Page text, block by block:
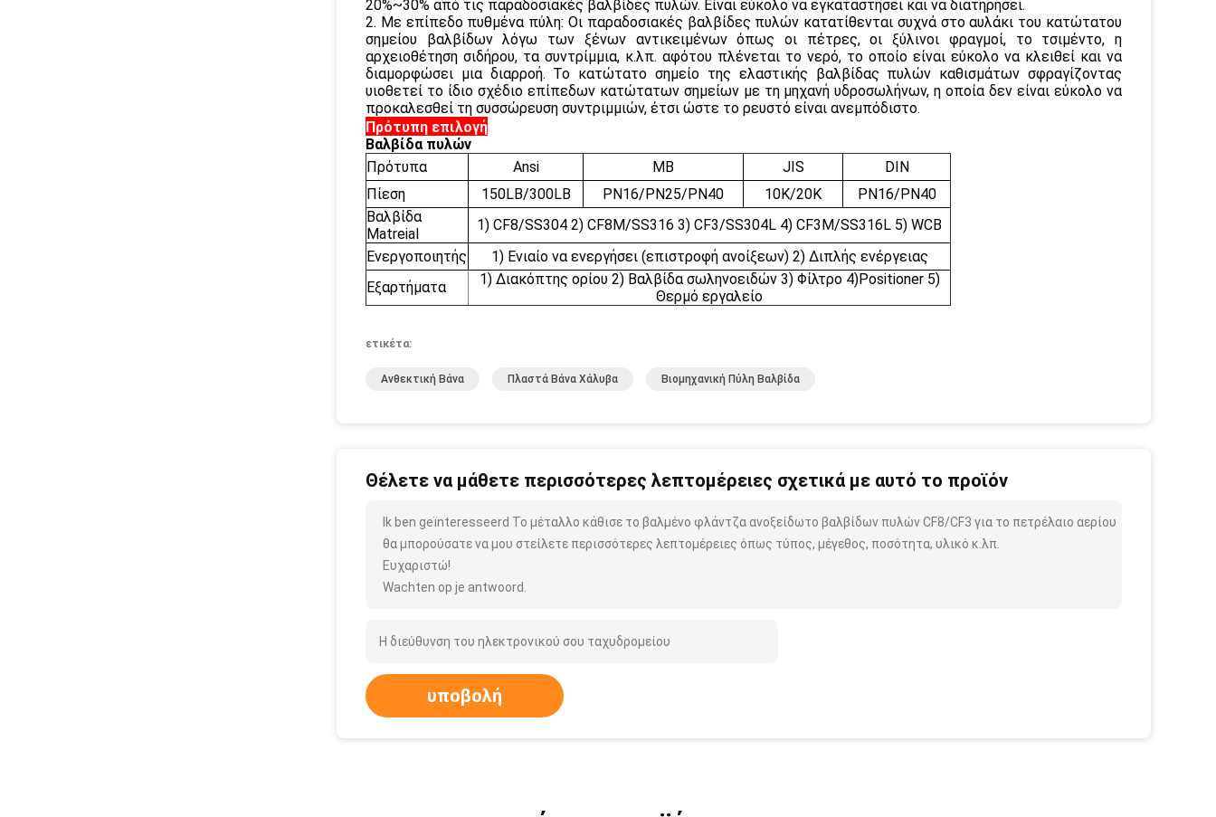
20%~30% από τις παραδοσιακές βαλβίδες πυλών. Είναι εύκολο να εγκαταστήσει και να διατηρήσει.
2. Με επίπεδο πυθμένα πύλη: Οι παραδοσιακές βαλβίδες πυλών κατατίθενται συχνά στο αυλάκι του κατώτατου
σημείου βαλβίδων λόγω των ξένων αντικειμένων όπως οι πέτρες, οι ξύλινοι φραγμοί, το τσιμέντο, η
αρχειοθέτηση σιδήρου, τα συντρίμμια, κ.λπ. αφότου πλένεται το νερό, το οποίο είναι εύκολο να κλειθεί και να
διαμορφώσει μια διαρροή. Το κατώτατο σημείο της ελαστικής βαλβίδας πυλών καθισμάτων σφραγίζοντας
υιοθετεί το ίδιο σχέδιο επίπεδων κατώτατων σημείων με τη μηχανή υδροσωλήνων, η οποία δεν είναι εύκολο να
προκαλεσθεί τη συσσώρευση συντριμμιών, έτσι ώστε το ρευστό είναι ανεμπόδιστο.
Πρότυπη επιλογή
Βαλβίδα πυλών
Πρότυπα
Ansi ΜΒ JIS
DIN
Πίεση
150LB/300LB PN16/PN25/PN40 10K/20K
PN16/PN40
Βαλβίδα
Matreial
1) CF8/SS304 2) CF8M/SS316 3) CF3/SS304L 4) CF3M/SS316L 5) WCB
Ενεργοποιητής
1) Ενιαίο να ενεργήσει (επιστροφή ανοίξεων) 2) Διπλής ενέργειας
Εξαρτήματα
1) Διακόπτης ορίου 2) Βαλβίδα σωληνοειδών 3) Φίλτρο 4)Positioner 5)
Θερμό εργαλείο
ετικέτα:
Ανθεκτική Βάνα Πλαστά Βάνα Χάλυβα Βιομηχανική Πύλη Βαλβίδα
Θέλετε να μάθετε περισσότερες λεπτομέρειες σχετικά με αυτό το προϊόν
Ik ben geïnteresseerd Το μέταλλο κάθισε το βαλμένο φλάντζα ανοξείδωτο βαλβίδων πυλών CF8/CF3 για το πετρέλαιο αερίου
θα μπορούσατε να μου στείλετε περισσότερες λεπτομέρειες όπως τύπος, μέγεθος, ποσότητα, υλικό κ.λπ.
Ευχαριστώ!
Wachten op je antwoord.
υποβολή